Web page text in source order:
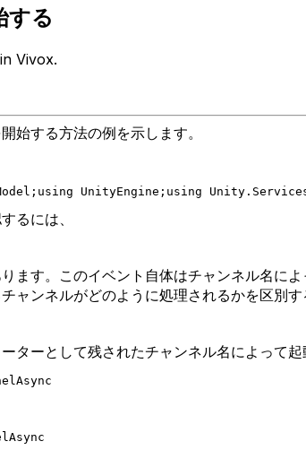
する
Vivox.
始する方法の例を示します。
using UnityEngine; using
るには、
ます。このイベント自体はチャンネル名に
ャンネルがどのように処理されるかを区別
ターとして残されたチャンネル名によって起